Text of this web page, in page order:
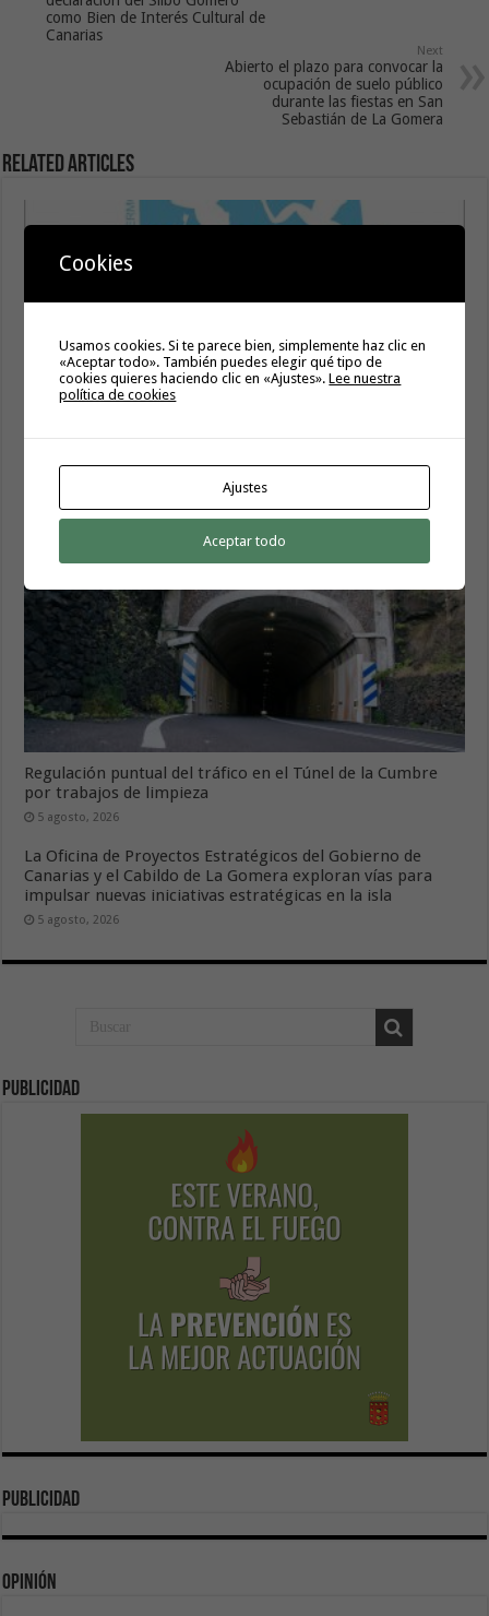
como Bien de Interés Cultural de
Canarias
Next
Abierto el plazo para convocar la
ocupación de suelo público
durante las fiestas en San
Sebastián de La Gomera
Related Articles
programa de actividades para la juventud del municipio
Regulación puntual del tráfico en el Túnel de la Cumbre
por trabajos de limpieza
5 agosto, 2026
La Oficina de Proyectos Estratégicos del Gobierno de
Canarias y el Cabildo de La Gomera exploran vías para
impulsar nuevas iniciativas estratégicas en la isla
5 agosto, 2026
Publicidad
publicidad
Opinión
Cookies
Usamos cookies. Si te parece bien, simplemente haz clic en
«Aceptar todo». También puedes elegir qué tipo de
cookies quieres haciendo clic en «Ajustes».Lee nuestra
política de cookies
Ajustes
Aceptar todo